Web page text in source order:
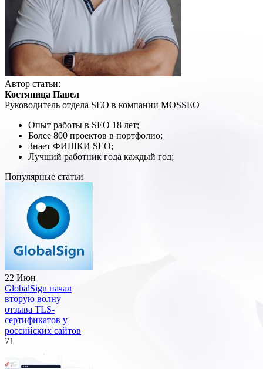
Автор статьи:
Костяница Павел
Руководитель отдела SEO в компании MOSSEO
Опыт работы в SEO 18 лет;
Более 800 проектов в портфолио;
Знает ФИШКИ SEO;
Лучший работник года каждый год;
Популярные статьи
22 Июн
GlobalSign начал
вторую волну
отзыва TLS-
сертификатов у
российских сайтов
71